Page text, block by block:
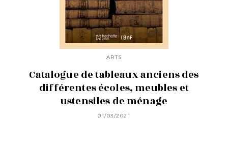
ARTS
Catalogue de tableaux anciens des
différentes écoles, meubles et
ustensiles de ménage
01/03/2021